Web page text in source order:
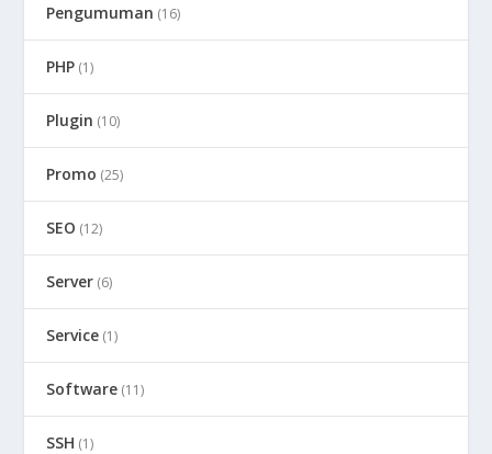
Pengumuman (16)
PHP (1)
Plugin (10)
Promo (25)
SEO (12)
Server (6)
Service (1)
Software (11)
SSH (1)